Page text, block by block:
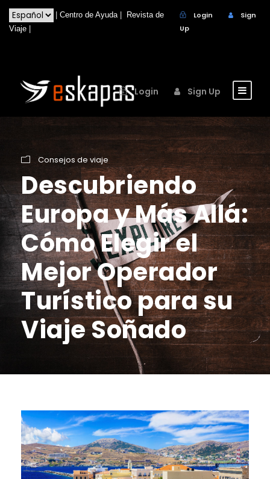
Centro de Ayuda|
Revista de
Viaje
Login
Sign
Up
Login Sign Up
Consejos de viaje
Descubriendo
Europa y Más Allá:
Cómo Elegir el
Mejor Operador
Turístico para su
Viaje Soñado